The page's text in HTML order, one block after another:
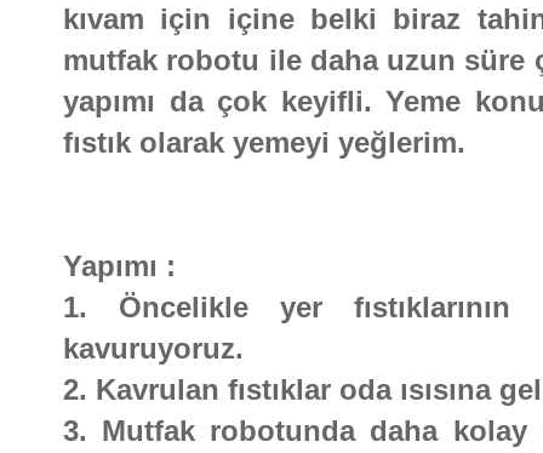
kıvam için içine belki biraz
mutfak robotu ile daha uzun süre
yapımı da çok keyifli. Yeme
fıstık olarak yemeyi yeğlerim.
Yapımı :
1. Öncelikle yer fıstıklarının
kavuruyoruz.
2. Kavrulan fıstıklar oda ısısına
3. Mutfak robotunda daha kolay